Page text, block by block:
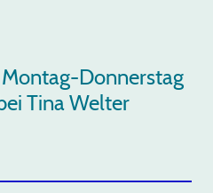
Donnerstag
Tina Welter